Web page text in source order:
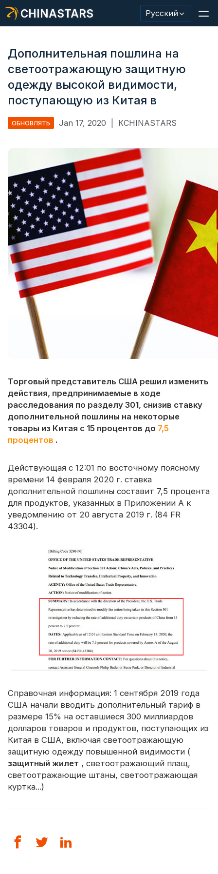
CHINASTARS Русский
Светоотражающий материал/лента
Модная светоотражающая ткань
Защитная одежда
Промышленная отделка для мытья
О КИНАССТАРС
Новый продукт
Сертификат
Каталог
Видео
Контакт
Дополнительная пошлина на
светоотражающую защитную
одежду высокой видимости,
поступающую из Китая в
ОБНОВЛЯТЬ Jan 17, 2020 КCHINASTARS
Торговый представитель США решил изменить
действия, предпринимаемые в ходе
расследования по разделу 301, снизив ставку
дополнительной пошлины на некоторые
товары из Китая с 15 процентов до 7,5
процентов .
Действующая с 12:01 по восточному поясному
времени 14 февраля 2020 г. ставка
дополнительной пошлины составит 7,5 процента
для продуктов, указанных в Приложении А к
уведомлению от 20 августа 2019 г. (84 FR
43304).
Справочная информация: 1 сентября 2019 года
США начали вводить дополнительный тариф в
размере 15% на оставшиеся 300 миллиардов
долларов товаров и продуктов, поступающих из
Китая в США, включая светоотражающую
защитную одежду повышенной видимости (
защитный жилет , светоотражающий плащ,
светоотражающие штаны, светоотражающая
куртка...)